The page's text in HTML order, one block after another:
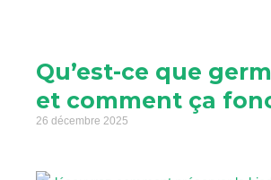
Qu’est-ce que
et comment ça
26 décembre 2025